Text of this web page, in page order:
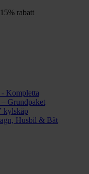
rabatt
- Kompletta
Grundpaket
kylskåp
Husbil & Båt